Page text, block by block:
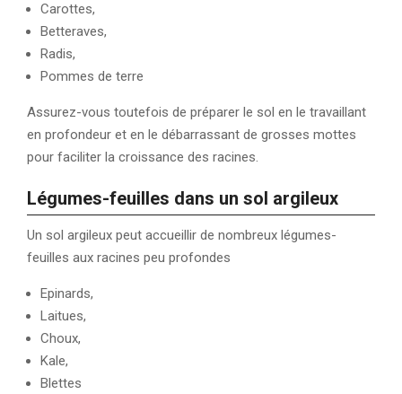
Carottes,
Betteraves,
Radis,
Pommes de terre
Assurez-vous toutefois de préparer le sol en le travaillant
en profondeur et en le débarrassant de grosses mottes
pour faciliter la croissance des racines.
Légumes-feuilles dans un sol argileux
Un sol argileux peut accueillir de nombreux légumes-
feuilles aux racines peu profondes
Epinards,
Laitues,
Choux,
Kale,
Blettes